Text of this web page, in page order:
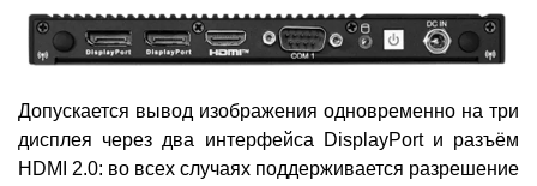
Допускается вывод изображения одновременно на три
дисплея через два интерфейса DisplayPort и разъём
HDMI 2.0: во всех случаях поддерживается разрешение